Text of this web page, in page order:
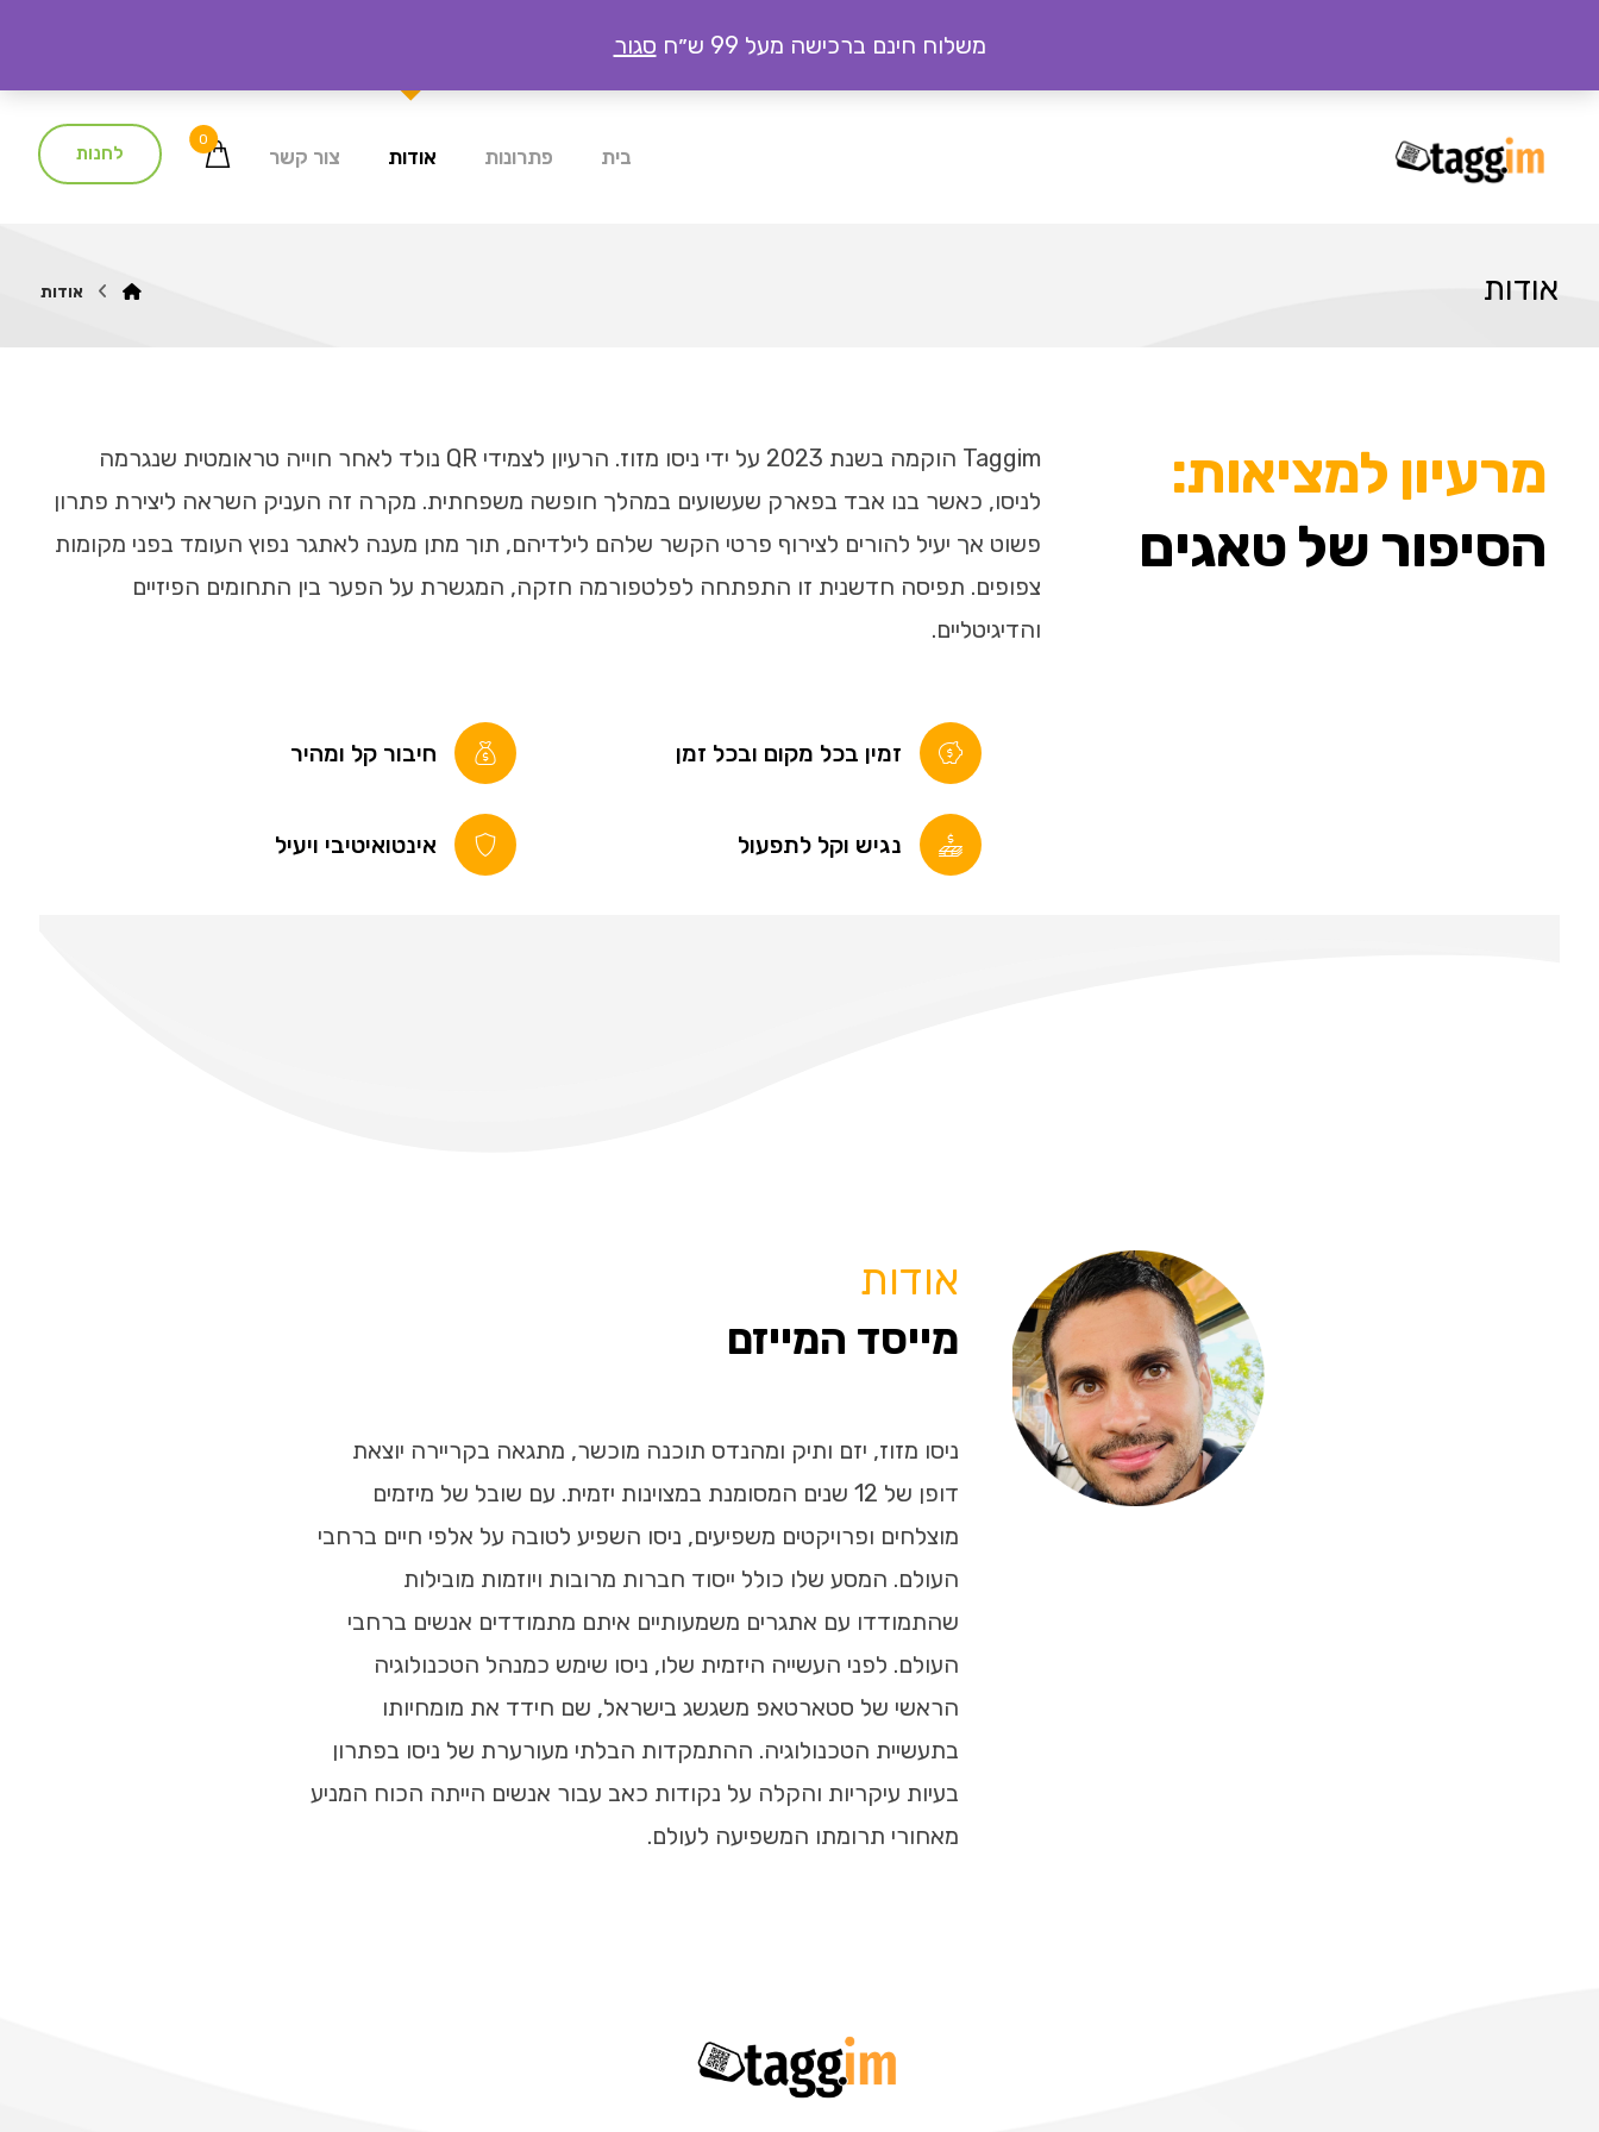
משלוח חינם ברכישה מעל 99 ש״ח סגור
לחנות
0
בית פתרונות אודות צור קשר
אודות אודות
מרעיון למציאות:
הסיפור של טאגים
Taggim הוקמה בשנת 2023 על ידי ניסו מזוז. הרעיון לצמידי QR נולד לאחר חוייה טראומטית שנגרמה
לניסו, כאשר בנו אבד בפארק שעשועים במהלך חופשה משפחתית. מקרה זה העניק השראה ליצירת פתרון
פשוט אך יעיל להורים לצירוף פרטי הקשר שלהם לילדיהם, תוך מתן מענה לאתגר נפוץ העומד בפני מקומות
צפופים. תפיסה חדשנית זו התפתחה לפלטפורמה חזקה, המגשרת על הפער בין התחומים הפיזיים
והדיגיטליים.
זמין בכל מקום ובכל זמן חיבור קל ומהיר
נגיש וקל לתפעול אינטואיטיבי ויעיל
אודות
מייסד המייזם
ניסו מזוז, יזם ותיק ומהנדס תוכנה מוכשר, מתגאה בקריירה יוצאת
דופן של 12 שנים המסומנת במצוינות יזמית. עם שובל של מיזמים
מוצלחים ופרויקטים משפיעים, ניסו השפיע לטובה על אלפי חיים ברחבי
העולם. המסע שלו כולל ייסוד חברות מרובות ויוזמות מובילות
שהתמודדו עם אתגרים משמעותיים איתם מתמודדים אנשים ברחבי
העולם. לפני העשייה היזמית שלו, ניסו שימש כמנהל הטכנולוגיה
הראשי של סטארטאפ משגשג בישראל, שם חידד את מומחיותו
בתעשיית הטכנולוגיה. ההתמקדות הבלתי מעורערת של ניסו בפתרון
בעיות עיקריות והקלה על נקודות כאב עבור אנשים הייתה הכוח המניע
מאחורי תרומתו המשפיעה לעולם.